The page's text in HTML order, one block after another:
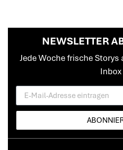
NEWSLETTER
Jede Woche frische Storys
Inbox